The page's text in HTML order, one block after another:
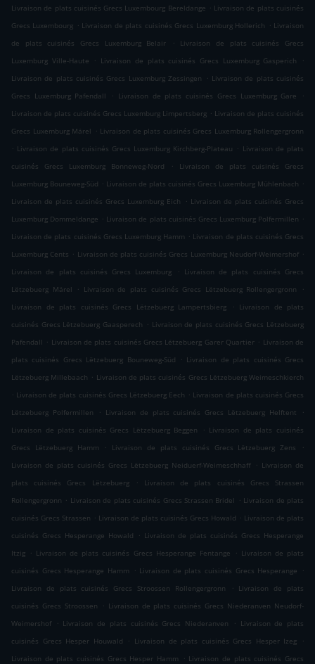
Livraison de plats cuisinés Grecs Luxembourg Bereldange . Livraison de plats cuisinés
Grecs Luxembourg . Livraison de plats cuisinés Grecs Luxemburg Hollerich . Livraison
de plats cuisinés Grecs Luxemburg Belair
.
Livraison de plats cuisinés Grecs
Luxemburg Ville-Haute
. Livraison de plats cuisinés Grecs Luxemburg Gasperich
.
Livraison de plats cuisinés Grecs Luxemburg Zessingen
. Livraison de plats cuisinés
Grecs Luxemburg Pafendall
. Livraison de plats cuisinés Grecs Luxemburg Gare
.
Livraison de plats cuisinés Grecs Luxemburg Limpertsberg . Livraison de plats cuisinés
Grecs Luxemburg Märel . Livraison de plats cuisinés Grecs Luxemburg Rollengergronn
. Livraison de plats cuisinés Grecs Luxemburg Kirchberg-Plateau . Livraison de plats
cuisinés Grecs Luxemburg Bonneweg-Nord
.
Livraison de plats cuisinés Grecs
Luxemburg Bouneweg-Süd . Livraison de plats cuisinés Grecs Luxemburg Mühlenbach .
Livraison de plats cuisinés Grecs Luxemburg Eich
. Livraison de plats cuisinés Grecs
Luxemburg Dommeldange . Livraison de plats cuisinés Grecs Luxemburg Polfermillen .
Livraison de plats cuisinés Grecs Luxemburg Hamm . Livraison de plats cuisinés Grecs
Luxemburg Cents . Livraison de plats cuisinés Grecs Luxemburg Neudorf-Weimershof .
Livraison de plats cuisinés Grecs Luxemburg
. Livraison de plats cuisinés Grecs
Lëtzebuerg Märel
. Livraison de plats cuisinés Grecs Lëtzebuerg Rollengergronn
.
Livraison de plats cuisinés Grecs Lëtzebuerg Lampertsbierg
. Livraison de plats
cuisinés Grecs Lëtzebuerg Gaasperech . Livraison de plats cuisinés Grecs Lëtzebuerg
Pafendall . Livraison de plats cuisinés Grecs Lëtzebuerg Garer Quartier . Livraison de
plats cuisinés Grecs Lëtzebuerg Bouneweg-Süd
. Livraison de plats cuisinés Grecs
Lëtzebuerg Millebaach . Livraison de plats cuisinés Grecs Lëtzebuerg Weimeschkierch
. Livraison de plats cuisinés Grecs Lëtzebuerg Eech . Livraison de plats cuisinés Grecs
Lëtzebuerg Polfermillen
. Livraison de plats cuisinés Grecs Lëtzebuerg Helftent
.
Livraison de plats cuisinés Grecs Lëtzebuerg Beggen
. Livraison de plats cuisinés
Grecs Lëtzebuerg Hamm
. Livraison de plats cuisinés Grecs Lëtzebuerg Zens
.
Livraison de plats cuisinés Grecs Lëtzebuerg Neiduerf-Weimeschhaff . Livraison de
plats cuisinés Grecs Lëtzebuerg
.
Livraison de plats cuisinés Grecs Strassen
Rollengergronn . Livraison de plats cuisinés Grecs Strassen Bridel . Livraison de plats
cuisinés Grecs Strassen . Livraison de plats cuisinés Grecs Howald . Livraison de plats
cuisinés Grecs Hesperange Howald
. Livraison de plats cuisinés Grecs Hesperange
Itzig . Livraison de plats cuisinés Grecs Hesperange Fentange . Livraison de plats
cuisinés Grecs Hesperange Hamm
. Livraison de plats cuisinés Grecs Hesperange
.
Livraison de plats cuisinés Grecs Stroossen Rollengergronn
. Livraison de plats
cuisinés Grecs Stroossen
. Livraison de plats cuisinés Grecs Niederanven Neudorf-
Weimershof
. Livraison de plats cuisinés Grecs Niederanven . Livraison de plats
cuisinés Grecs Hesper Houwald
. Livraison de plats cuisinés Grecs Hesper Izeg
.
Livraison de plats cuisinés Grecs Hesper Hamm
. Livraison de plats cuisinés Grecs